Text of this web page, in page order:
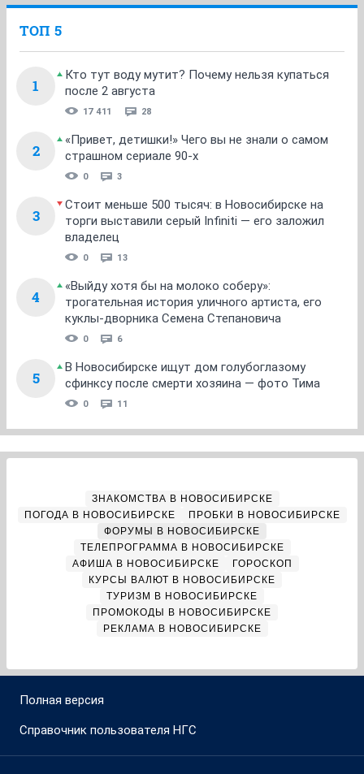
ТОП 5
1
Кто тут воду мутит? Почему нельзя купаться
после 2 августа
17 411 28
2
«Привет, детишки!» Чего вы не знали о самом
страшном сериале 90-х
0 3
3
Стоит меньше 500 тысяч: в Новосибирске на
торги выставили серый Infiniti — его заложил
владелец
0 13
4
«Выйду хотя бы на молоко соберу»:
трогательная история уличного артиста, его
куклы-дворника Семена Степановича
0 6
5
В Новосибирске ищут дом голубоглазому
сфинксу после смерти хозяина — фото Тима
0 11
ЗНАКОМСТВА В НОВОСИБИРСКЕ
ПОГОДА В НОВОСИБИРСКЕ
ПРОБКИ В НОВОСИБИРСКЕ
ФОРУМЫ В НОВОСИБИРСКЕ
ТЕЛЕПРОГРАММА В НОВОСИБИРСКЕ
АФИША В НОВОСИБИРСКЕ
ГОРОСКОП
КУРСЫ ВАЛЮТ В НОВОСИБИРСКЕ
ТУРИЗМ В НОВОСИБИРСКЕ
ПРОМОКОДЫ В НОВОСИБИРСКЕ
РЕКЛАМА В НОВОСИБИРСКЕ
Полная версия
Справочник пользователя НГС